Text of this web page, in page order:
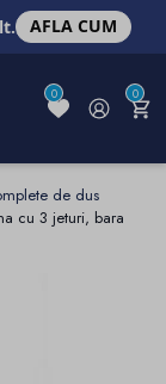
AFLA CUM
0 0
de dus
cu 3 jeturi, bara